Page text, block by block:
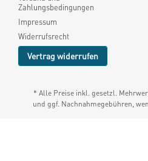
Zahlungsbedingungen
Impressum
Widerrufsrecht
Vertrag widerrufen
* Alle Preise inkl. gesetzl.
und ggf. Nachnahmegebühren,